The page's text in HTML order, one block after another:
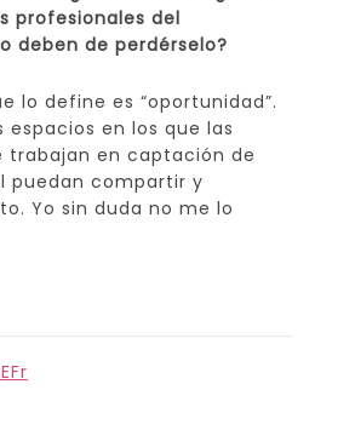
profesionales del
deben de perdérselo?
lo define es “oportunidad”.
espacios en los que las
trabajan en captación de
puedan compartir y
Yo sin duda no me lo